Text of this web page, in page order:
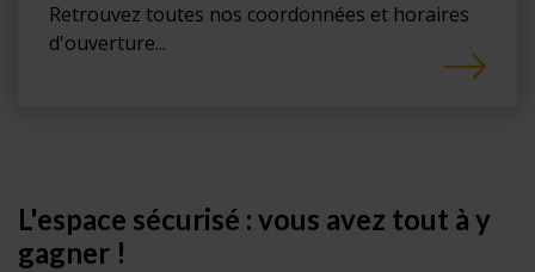
Retrouvez toutes nos coordonnées et horaires
d'ouverture...
L'espace sécurisé : vous avez tout à y
gagner !